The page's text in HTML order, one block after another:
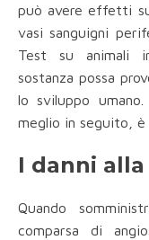
può avere effetti
vasi sanguigni
Test su animali
sostanza possa
lo sviluppo
meglio in seguito, è
I danni
Quando
comparsa di